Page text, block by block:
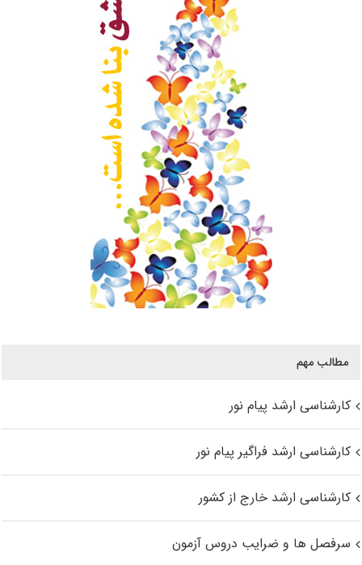
مطالب مهم
کارشناسی ارشد پیام نور
کارشناسی ارشد فراگیر پیام نور
کارشناسی ارشد خارج از کشور
سرفصل ها و ضرایب دروس آزمون